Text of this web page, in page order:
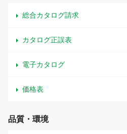
総合カタログ請求
カタログ正誤表
電子カタログ
価格表
品質・環境